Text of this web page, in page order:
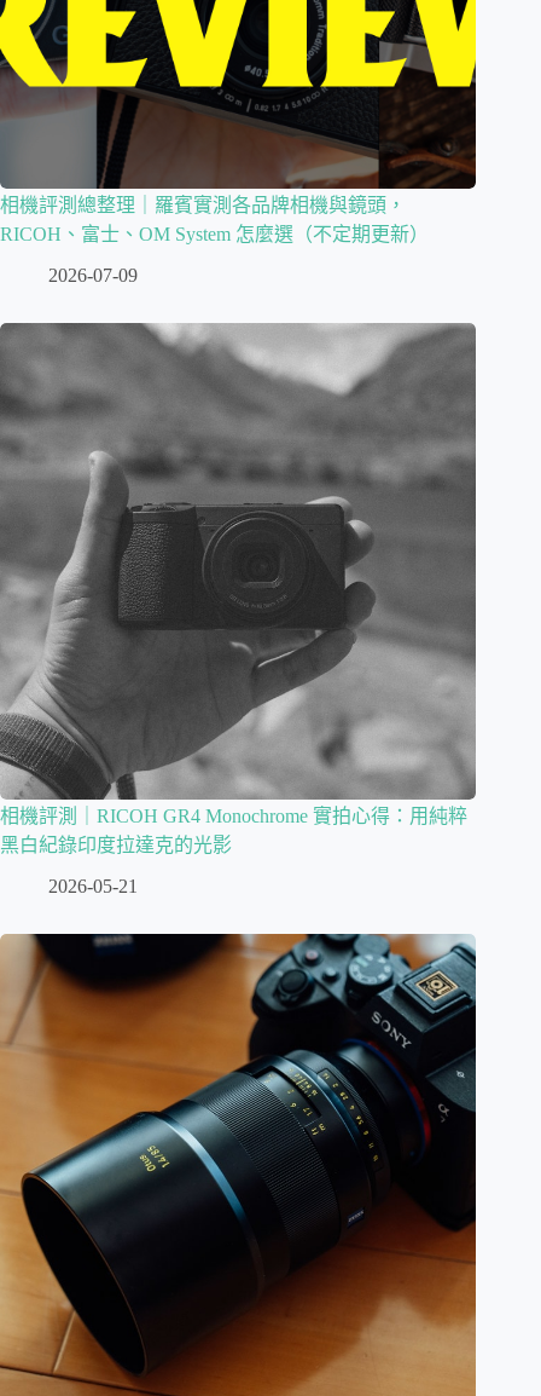
相機評測總整理｜羅賓實測各品牌相機與鏡頭，
RICOH、富士、OM System 怎麼選（不定期更新）
2026-07-09
相機評測｜RICOH GR4 Monochrome 實拍心得：用純粹
黑白紀錄印度拉達克的光影
2026-05-21